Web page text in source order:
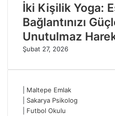
İki Kişilik Yoga:
Bağlantınızı
Unutulmaz
Şubat 27, 2026
Maltepe Emlak
Sakarya Psikolog
Futbol Okulu